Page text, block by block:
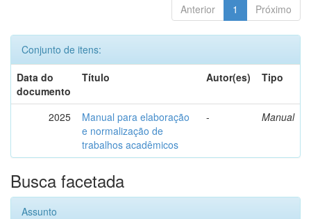
Anterior 1 Próximo
Conjunto de itens:
Data do
documento
Título Autor(es) Tipo
2025
Manual para elaboração
e normalização de
trabalhos acadêmicos
- Manual
Busca facetada
Assunto